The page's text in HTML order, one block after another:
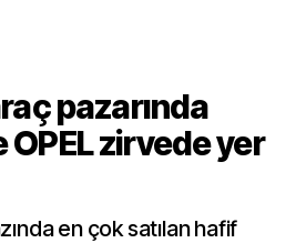
pazarında
OPEL zirvede yer
en çok satılan hafif